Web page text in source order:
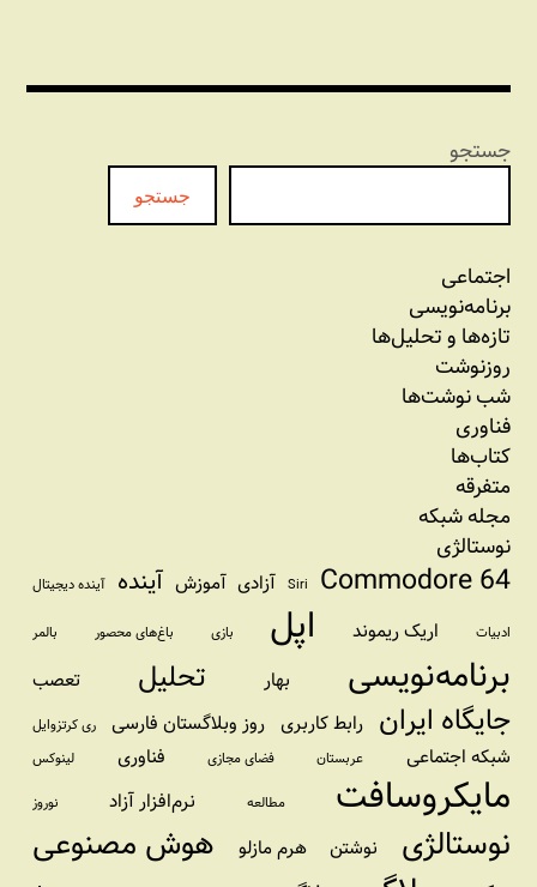
جستجو
جستجو
اجتماعی
برنامه‏‌نویسی
تازه‌‌ها و تحلیل‌ها
روزنوشت
شب نوشت‌ها
فناوری
کتاب‌ها
متفرقه
مجله شبکه
نوستالژی
Commodore 64
Siri آزادی آموزش آینده آینده دیجیتال
ادبیات اریک ریموند اپل بازی باغ‌های محصور بالمر
برنامه‌نویسی بهار تحلیل تعصب
جایگاه ایران رابط کاربری روز وبلاگستان فارسی ری کرتزوایل
شبکه اجتماعی عربستان فضای مجازی فناوری لینوکس
مایکروسافت مطالعه نرم‌افزار آزاد نوروز
نوستالژی نوشتن هرم مازلو هوش مصنوعی